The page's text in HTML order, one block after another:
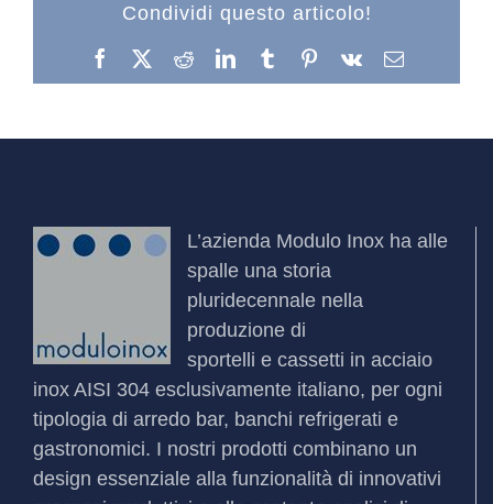
Condividi questo articolo!
Facebook
X RedditLinkedInTumblrPinterest
Vk Email
L’azienda Modulo Inox ha alle
spalle una storia
pluridecennale nella
produzione di
sportelli e cassetti in acciaio
inox AISI 304 esclusivamente italiano, per ogni
tipologia di arredo bar, banchi refrigerati e
gastronomici. I nostri prodotti combinano un
design essenziale alla funzionalità di innovativi